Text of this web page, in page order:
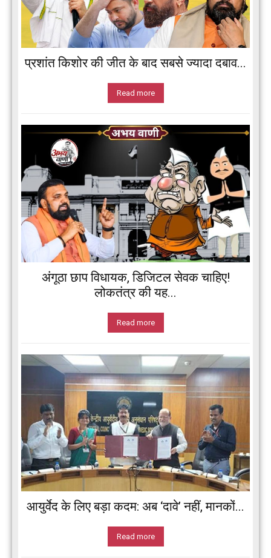
प्रशांत किशोर की जीत के बाद सबसे ज्यादा दबाव...
Read more
अंगूठा छाप विधायक, डिजिटल सेवक चाहिए!
लोकतंत्र की यह...
Read more
आयुर्वेद के लिए बड़ा कदम: अब ‘दावे’ नहीं, मानकों...
Read more